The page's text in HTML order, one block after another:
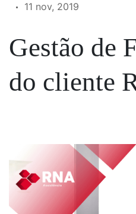
11 nov, 2019
Gestão de
do cliente